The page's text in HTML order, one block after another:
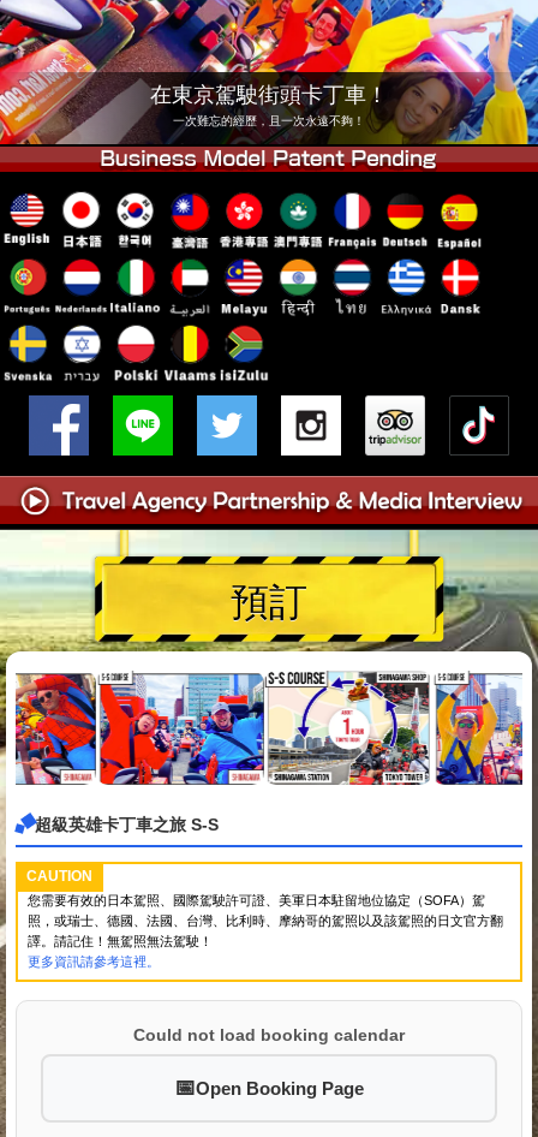
東京 秋葉原 #2 東京 澀谷
東京 澀谷分店 東京灣
東京 淺草 大阪
沖繩
在東京駕駛街頭卡丁車！
一次難忘的經歷，且一次永遠不夠！
預訂
超級英雄卡丁車之旅 S-S
CAUTION
您需要有效的日本駕照、國際駕駛許可證、美軍日本駐留地位協定（SOFA）駕
照，或瑞士、德國、法國、台灣、比利時、摩納哥的駕照以及該駕照的日文官方翻
譯。請記住！無駕照無法駕駛！
更多資訊請參考這裡。
Could not load booking calendar
Open Booking Page